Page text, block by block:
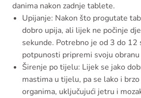
danima nakon zadnje tablete.
Upijanje: Nakon što progutate
dobro upija, ali lijek ne počinje
sekunde. Potrebno je od 3 do 12
potpunosti pripremi svoju
Širenje po tijelu: Lijek se jako
mastima u tijelu, pa se lako i
organima, uključujući jetru i